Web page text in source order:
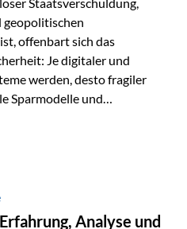
offenbart sich das
Je digitaler und
werden, desto fragiler
Sparmodelle und
angesichts der expansiven
und strategisch
Physische Werte
Analyse und